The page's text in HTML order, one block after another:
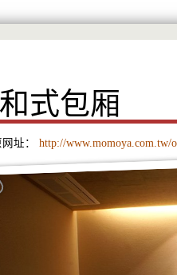
和式包厢
址： http://www.momoya.com.tw/